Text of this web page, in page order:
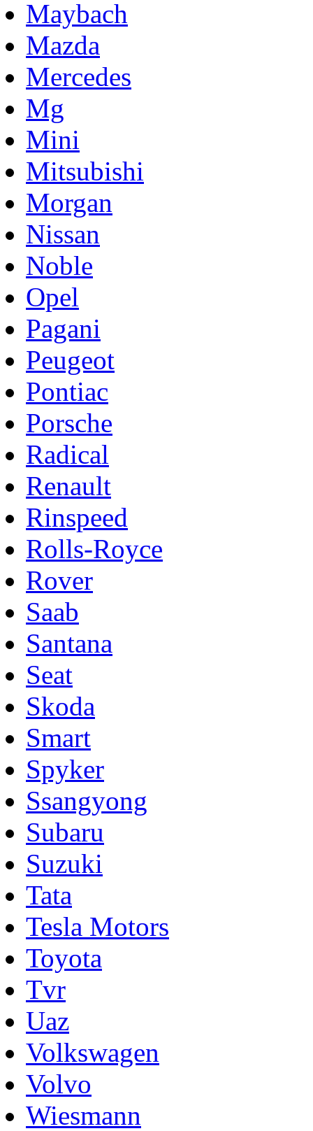
Maybach
Mazda
Mercedes
Mg
Mini
Mitsubishi
Morgan
Nissan
Noble
Opel
Pagani
Peugeot
Pontiac
Porsche
Radical
Renault
Rinspeed
Rolls-Royce
Rover
Saab
Santana
Seat
Skoda
Smart
Spyker
Ssangyong
Subaru
Suzuki
Tata
Tesla Motors
Toyota
Tvr
Uaz
Volkswagen
Volvo
Wiesmann